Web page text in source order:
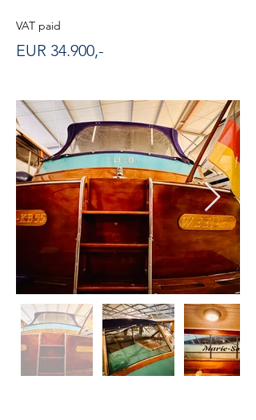
VAT paid
EUR 34.900,-